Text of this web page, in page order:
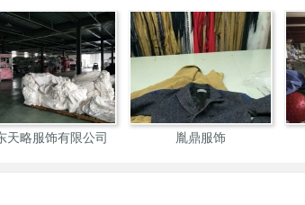
天略服饰有限公司 胤鼎服饰